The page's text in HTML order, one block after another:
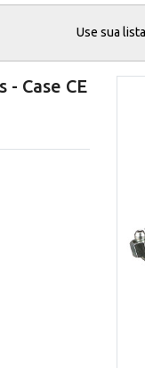
Use sua
Case CE